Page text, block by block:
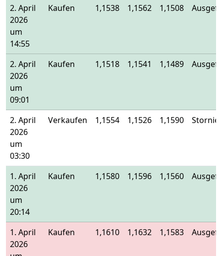
2. April
2026
um
14:55
Kaufen 1,1538 1,1562 1,1508
2. April
2026
um
09:01
Kaufen 1,1518 1,1541 1,1489
2. April
2026
um
03:30
Verkaufen 1,1554 1,1526 1,1590
1. April
2026
um
20:14
Kaufen 1,1580 1,1596 1,1560
1. April
2026
Kaufen 1,1610 1,1632 1,1583